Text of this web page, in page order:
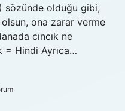
sözünde olduğu gibi,
ona zarar verme
cıncık ne
= Hindi Ayrıca…